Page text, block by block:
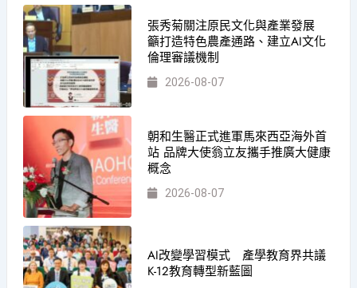
張秀菊關注原民文化與產業發展
籲打造特色農產通路、建立AI文化
倫理審議機制
2026-08-07
朝和生醫正式進軍馬來西亞海外首
站 品牌大使翁立友攜手推廣大健康
概念
2026-08-07
AI改變學習模式 產學教育界共議
K-12教育轉型新藍圖